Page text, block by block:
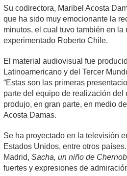
Su codirectora, Maribel Acosta
que ha sido muy emocionante la
minutos, el cual tuvo también en la
experimentado Roberto Chile.
El material audiovisual fue
Latinoamericano y del Tercer
“Estas son las primeras
parte del equipo de realización del
produjo, en gran parte, en medio
Acosta Damas.
Se ha proyectado en la televisión
Estados Unidos, entre otros
Madrid,Sacha, un niño de
fuertes y expresiones de